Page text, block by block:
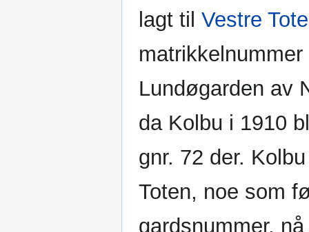
lagt til Vestre
Lundøgarden av
da Kolbu i 1910
gnr. 72 der.
Toten, noe som
gardsnummer,